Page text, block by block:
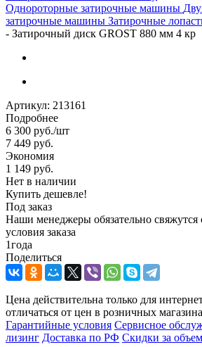
Однороторные затирочные машины
затирочные машины Затирочные
- Затирочный диск GROST 880 мм 4 кр
Артикул: 213161
Подробнее
6 300 руб./шт
7 449 руб.
Экономия
1 149 руб.
Нет в наличии
Купить дешевле!
Под заказ
Наши менеджеры обязательно свяжутся
условия заказа
1года
Поделиться
Цена действительна только для
отличаться от цен в розничных
Гарантийные условия Сервисное
лизинг Доставка по РФ Скидки за объем